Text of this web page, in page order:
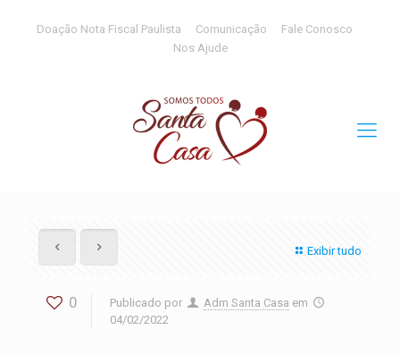
Doação Nota Fiscal Paulista Comunicação
Fale Conosco
Nos Ajude
Exibir tudo
0 Publicado por Adm Santa Casa em
04/02/2022